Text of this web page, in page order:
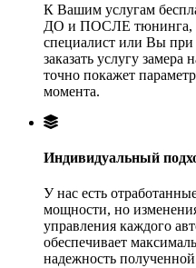
К Вашим услугам
ДО и ПОСЛЕ тюнинга,
специалист или Вы
заказать услугу
точно покажет
момента.
Индивидуальный
У нас есть
мощности, но
управления каждого
обеспечивает
надежность